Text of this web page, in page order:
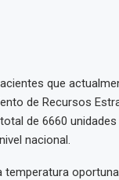
que
de Recursos
de 6660 unidades
nacional.
temperatura